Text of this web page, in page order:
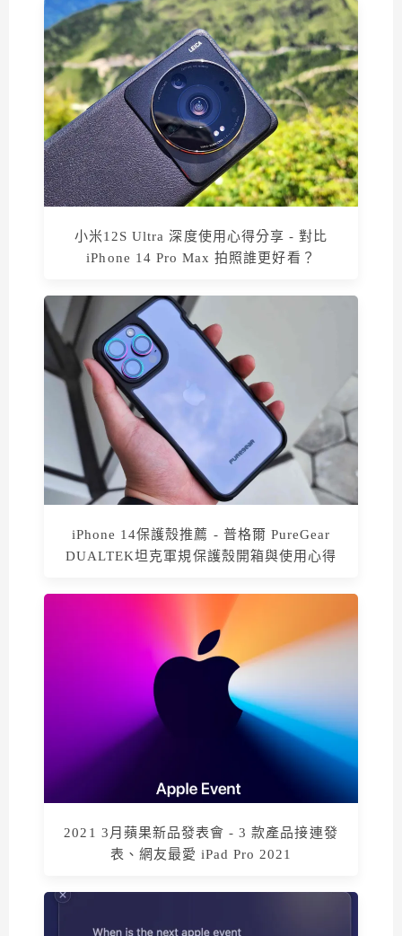
小米12S Ultra 深度使用心得分享 - 對比
iPhone 14 Pro Max 拍照誰更好看？
iPhone 14保護殼推薦 - 普格爾 PureGear
DUALTEK坦克軍規保護殼開箱與使用心得
2021 3月蘋果新品發表會 - 3 款產品接連發
表、網友最愛 iPad Pro 2021